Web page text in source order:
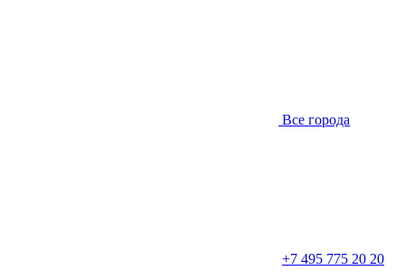
Все города
+7 495 775 20 20